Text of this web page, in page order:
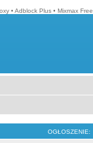
• Adblock Plus • Mixmax Free
OGŁOSZENIE: